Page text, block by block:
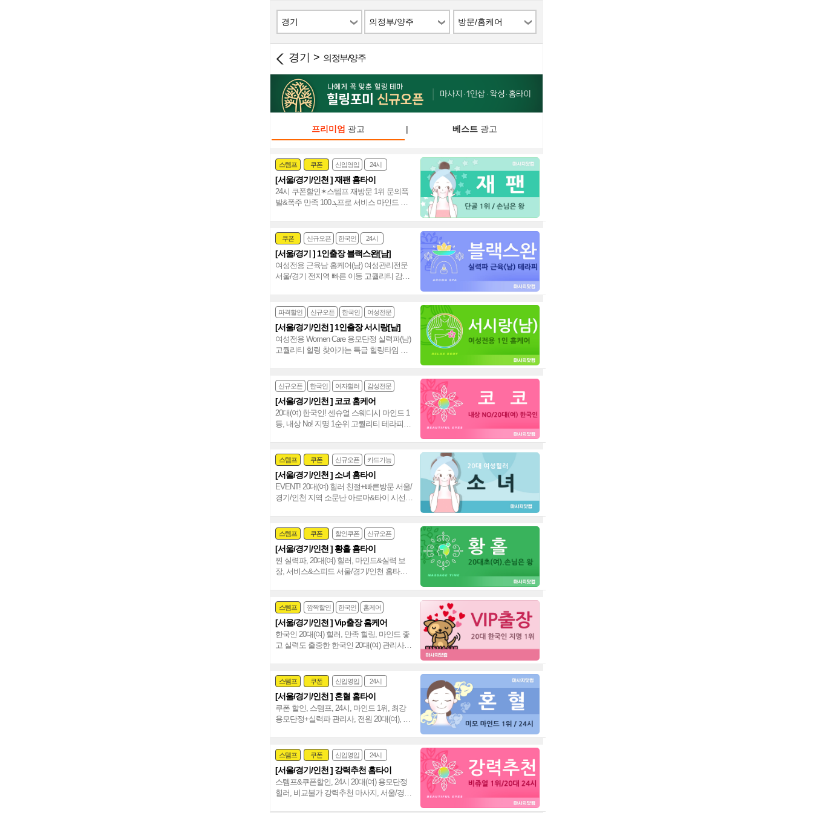
경기 의정부/양주 방문/홈케어
경기 > 의정부/양주
프리미엄 광고 | 베스트광고
스템프 쿠폰 신입영입 24시
여자힐러 감성전문
[서울/경기/인천 ] 재팬 홈타이
24시 쿠폰할인✶스템프 재방문 1위 문의폭
발&폭주 만족 ܓ 100프로 서비스 마인드 짱
쿠폰 신규오픈 한국인 24시
여성전문
[서울/경기 ] 1인출장 블랙스완[남]
여성전용 근육남 홈케어(남) 여성관리전문
서울/경기 전지역 빠른 이동 고퀄리티 감성
파격할인 신규오픈 한국인 여성전문
[서울/경기/인천 ] 1인출장 서시랑[남]
여성전용 Women Care 용모단정 실력파(남)
고퀄리티 힐링 찾아가는 특급 힐링타임 서
신규오픈 한국인 여자힐러 감성전문
[서울/경기/인천 ] 코코 홈케어
20대(여) 한국인! 센슈얼 스웨디시 마인드 1
등, 내상 No! 지명 1순위 고퀄리티 테라피로
스템프 쿠폰 신규오픈 카드가능
24시 홈케어
[서울/경기/인천 ] 소녀 홈타이
EVENT! 20대(여) 힐러 친절+빠른방문 서울/
경기/인천 지역 소문난 아로마&타이 시선
스템프 쿠폰 할인쿠폰 신규오픈
24시 홈케어
[서울/경기/인천 ] 황홀 홈타이
찐 실력파, 20대(여) 힐러, 마인드&실력 보
장, 서비스&스피드 서울/경기/인천 홈타이
스템프 깜짝할인 한국인 홈케어
[서울/경기/인천 ] Vip출장 홈케어
한국인 20대(여) 힐러, 만족 힐링, 마인드 좋
고 실력도 출중한 한국인 20대(여) 관리사,
스템프 쿠폰 신입영입 24시
여자힐러 감성전문
[서울/경기/인천 ] 혼혈 홈타이
쿠폰 할인, 스템프, 24시, 마인드 1위, 최강
용모단정+실력파 관리사, 전원 20대(여), 강
스템프 쿠폰 신입영입 24시
여자힐러 감성전문
[서울/경기/인천 ] 강력추천 홈타이
스템프&쿠폰할인, 24시 20대(여) 용모단정
힐러, 비교불가 강력추천 마사지, 서울/경